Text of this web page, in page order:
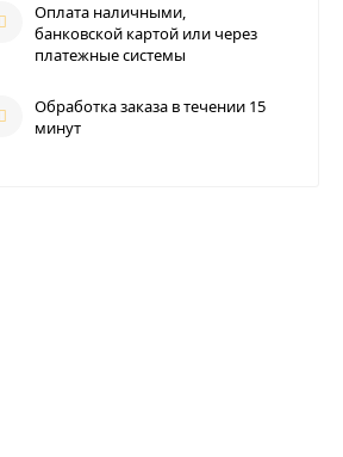
Оплата наличными,
банковской картой или через
платежные системы
Обработка заказа в течении 15
минут